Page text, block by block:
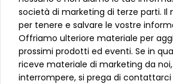
società di marketing di terze parti. Il
per tenere e salvare le vostre
Offriamo ulteriore materiale per
prossimi prodotti ed eventi. Se in
riceve materiale di marketing da
interrompere, si prega di contattarci